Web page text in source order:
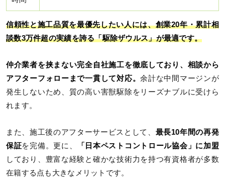
信頼性と施工品質を最優先したい人には、創業20年・累計相
談数3万件超の実績を誇る「駆除ザウルス」が最適です。
仲介業者を挟まない完全自社施工を徹底しており、相談から
アフターフォローまで一貫して対応。余計な中間マージンが
発生しないため、質の高い害獣駆除をリーズナブルに受けら
れます。
また、施工後のアフターサービスとして、 最長10年間の再発
保証を完備。更に、
「日本ペストコントロール協会」に加盟
しており、豊富な経験と確かな技術力を持つ有資格者が多数
在籍する点も大きなメリットです。